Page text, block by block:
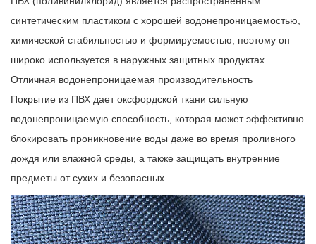
синтетическим пластиком с хорошей водонепроницаемостью,
химической стабильностью и формируемостью, поэтому он
широко используется в наружных защитных продуктах.
Отличная водонепроницаемая производительность
Покрытие из ПВХ дает оксфордской ткани сильную
водонепроницаемую способность, которая может эффективно
блокировать проникновение воды даже во время проливного
дождя или влажной среды, а также защищать внутренние
предметы от сухих и безопасных.